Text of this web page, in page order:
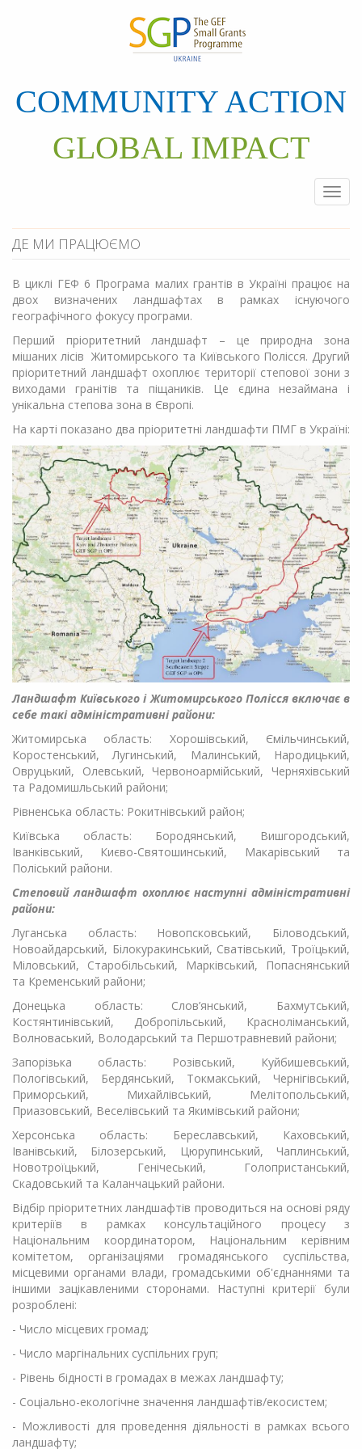
COMMUNITY ACTION
GLOBAL IMPACT
ДЕ МИ ПРАЦЮЄМО
В циклі ГЕФ 6 Програма малих грантів в Україні працює на
двох визначених ландшафтах в рамках існуючого
географічного фокусу програми.
Перший пріоритетний ландшафт – це природна зона
мішаних лісів Житомирського та Київського Полісся. Другий
пріоритетний ландшафт охоплює території степової зони з
виходами гранітів та піщаників. Це єдина незаймана і
унікальна степова зона в Європі.
На карті показано два пріоритетні ландшафти ПМГ в Україні:
Ландшафт Київського і Житомирського Полісся включає в
себе такі адміністративні райони:
Житомирська область: Хорошівський, Ємільчинський,
Коростенський, Лугинський, Малинський, Народицький,
Овруцький, Олевський, Червоноармійський, Черняхівський
та Радомишльський райони;
Рівненська область: Рокитнівський район;
Київська область: Бородянський, Вишгородський,
Іванківський, Києво-Святошинський, Макарівський та
Поліський райони.
Степовий ландшафт охоплює наступні адміністративні
райони:
Луганська область: Новопсковський, Біловодський,
Новоайдарський, Білокуракинський, Сватівський, Троїцький,
Міловський, Старобільський, Марківський, Попаснянський
та Кременський райони;
Донецька область: Слов’янський, Бахмутський,
Костянтинівський, Добропільський, Красноліманський,
Волноваський, Володарський та Першотравневий райони;
Запорізька область: Розівський, Куйбишевський,
Пологівський, Бердянський, Токмакський, Чернігівський,
Приморський, Михайлівський, Мелітопольський,
Приазовський, Веселівський та Якимівський райони;
Херсонська область: Береславський, Каховський,
Іванівський, Білозерський, Цюрупинський, Чаплинський,
Новотроїцький, Генічеський, Голопристанський,
Скадовський та Каланчацький райони.
Відбір пріоритетних ландшафтів проводиться на основі ряду
критеріїв в рамках консультаційного процесу з
Національним координатором, Національним керівним
комітетом, організаціями громадянського суспільства,
місцевими органами влади, громадськими об'єднаннями та
іншими зацікавленими сторонами. Наступні критерії були
розроблені:
- Число місцевих громад;
- Число маргінальних суспільних груп;
- Рівень бідності в громадах в межах ландшафту;
- Соціально-екологічне значення ландшафтів/екосистем;
- Можливості для проведення діяльності в рамках всього
ландшафту;